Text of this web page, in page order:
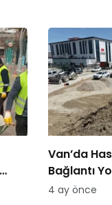
Van’da
Bağlantı
4 ay önce